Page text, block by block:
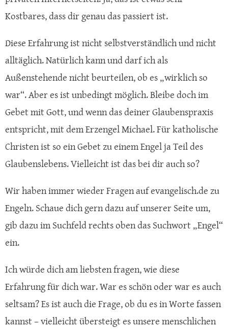
Kostbares, dass dir genau das passiert ist.
Diese Erfahrung ist nicht selbstverständlich und nicht
alltäglich. Natürlich kann und darf ich als
Außenstehende nicht beurteilen, ob es „wirklich so
war“. Aber es ist unbedingt möglich. Bleibe doch im
Gebet mit Gott, und wenn das deiner Glaubenspraxis
entspricht, mit dem Erzengel Michael. Für katholische
Christen ist so ein Gebet zu einem Engel ja Teil des
Glaubenslebens. Vielleicht ist das bei dir auch so?
Wir haben immer wieder Fragen auf evangelisch.de zu
Engeln. Schaue dich gern dazu auf unserer Seite um,
gib dazu im Suchfeld rechts oben das Suchwort „Engel“
ein.
Ich würde dich am liebsten fragen, wie diese
Erfahrung für dich war. War es schön oder war es auch
seltsam? Es ist auch die Frage, ob du es in Worte fassen
kannst – vielleicht übersteigt es unsere menschlichen